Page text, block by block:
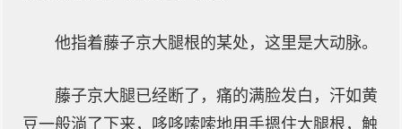
他指着藤子京大腿根的某处，这里是大动脉。
藤子京大腿已经断了，痛的满脸发白，汗如黄
豆一般淌了下来，哆哆嗦嗦地用手摁住大腿根，触